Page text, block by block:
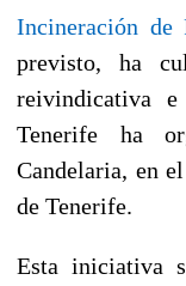
Incineración de
previsto, ha
reivindicativa
Tenerife ha
Candelaria, en
de Tenerife.
Esta iniciativa